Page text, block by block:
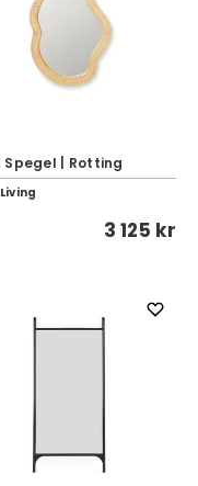
Spegel | Rotting
3 125 kr